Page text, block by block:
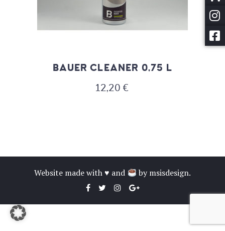
BAUER CLEANER 0,75 L
12,20 €
Website made with ♥ and bymsisdesign.